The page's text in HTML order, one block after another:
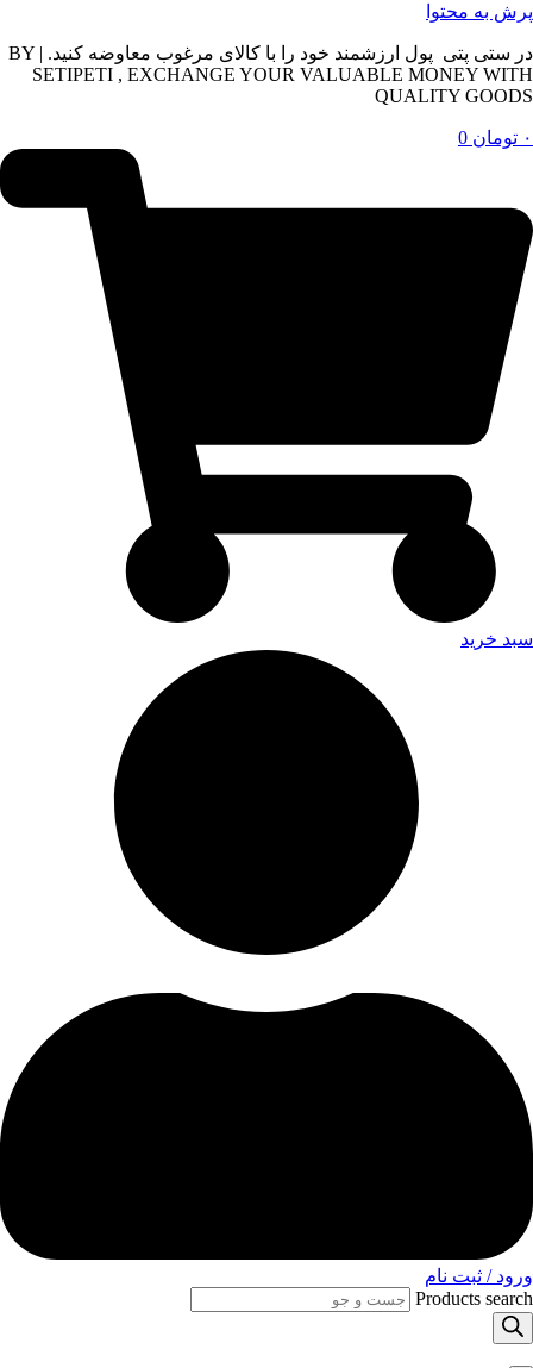
پرش به محتوا
در ستی پتی پول ارزشمند خود را با کالای مرغوب معاوضه کنید. | BY
SETIPETI , EXCHANGE YOUR VALUABLE MONEY WITH
QUALITY GOODS
۰ تومان 0
سبد خرید
ورود / ثبت نام
Products search